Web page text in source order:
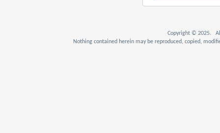
Copyright © 2025. All
Nothing contained herein may be reproduced, copied,